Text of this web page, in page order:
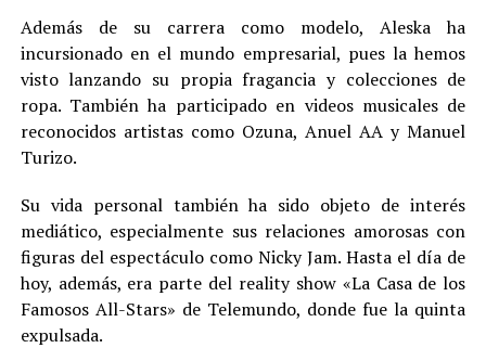
Además de su carrera como modelo, Aleska ha
incursionado en el mundo empresarial, pues la hemos
visto lanzando su propia fragancia y colecciones de
ropa. También ha participado en videos musicales de
reconocidos artistas como Ozuna, Anuel AA y Manuel
Turizo.
Su vida personal también ha sido objeto de interés
mediático, especialmente sus relaciones amorosas con
figuras del espectáculo como Nicky Jam. Hasta el día de
hoy, además, era parte del reality show «La Casa de los
Famosos All-Stars» de Telemundo, donde fue la quinta
expulsada.